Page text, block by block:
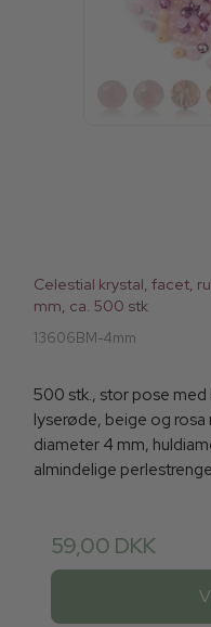
Celestial krystal, facet,
mm, ca. 500 stk
13606BM-4mm
500 stk., stor pose med
lyserøde, beige og
diameter 4 mm,
almindelige
59,00 DKK